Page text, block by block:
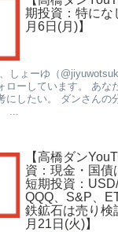
期投資：特にな
月6日(月)】
しょーゆ（
ローしています。 あな
にしたい。 ダンさんの
...
【高橋ダン
資：現金・国債
短期投資：
QQQ、S&P、
鉄鉱石は売り検
月21日(火)】